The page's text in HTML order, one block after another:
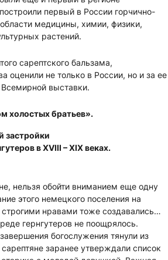
первый в России горчично-
медицины, химии, физики,
растений.
сарептского бальзама,
оценили не только в России, но и за ее
выставки.
холостых братьев».
застройки
в XVIII – XIX веках.
нельзя обойти вниманием еще одну
этого немецкого поселения на
нравами тоже создавались…
гернгутеров не поощрялось.
богослужения тянули из
заранее утверждали список